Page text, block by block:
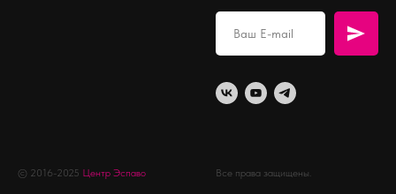
© 2016-2025 Центр Эспаво Все права защищены.